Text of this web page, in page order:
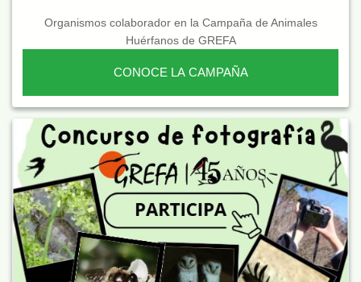
Organismos colaborador en la Campaña de Animales
Huérfanos de GREFA
CONOCE LA CAMPAÑA